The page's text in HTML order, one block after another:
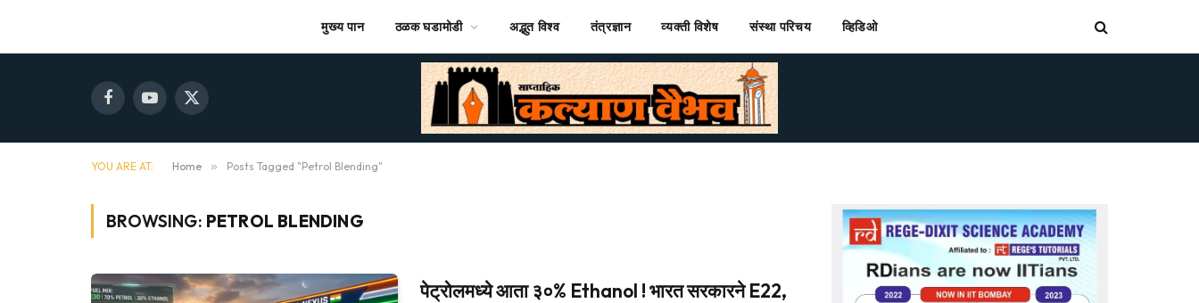
मुख्य पान ठळक घडामोडी अद्भुत विश्व तंत्रज्ञान व्यक्ती विशेष संस्था परिचय व्हिडिओ
FacebookYouTube
X
YOU ARE AT: Home » Posts Tagged "Petrol Blending"
BROWSING: PETROL BLENDING
पेट्रोलमध्ये आता ३०% Ethanol ! भारत सरकारने E22,